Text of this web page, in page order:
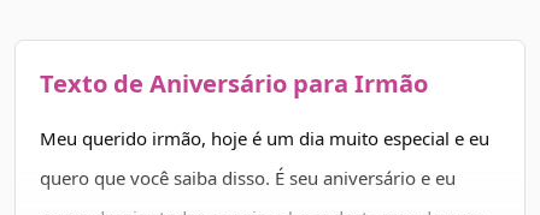
Texto de Aniversário para Irmão
Meu querido irmão, hoje é um dia muito especial e eu
quero que você saiba disso. É seu aniversário e eu